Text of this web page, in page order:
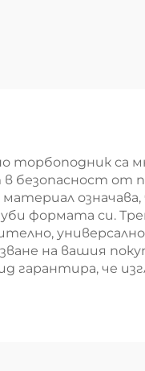
са
от
формата си.
на вашия
гарантира, че